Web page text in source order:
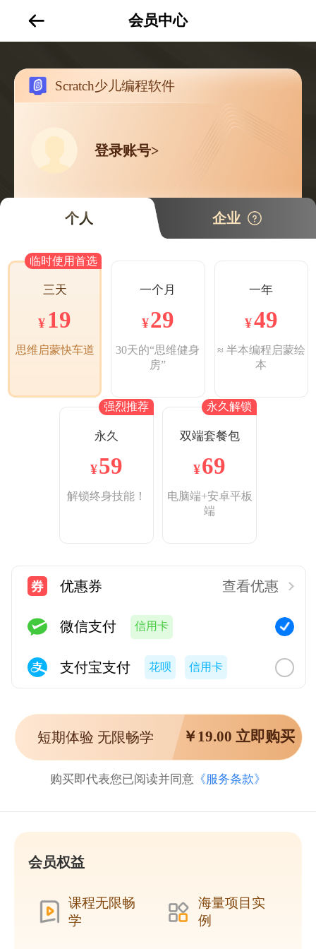
会员中心
Scratch少儿编程软件
登录账号>
个人 企业
临时使用首选
三天
¥ 19
思维启蒙快车道
一个月
¥29
30天的“思维健身
房”
一年
¥49
≈ 半本编程启蒙绘
本
强烈推荐
永久
¥59
解锁终身技能！
永久解锁
双端套餐包
¥69
电脑端+安卓平板
端
优惠券 查看优惠
微信支付 信用卡
支付宝支付 花呗 信用卡
短期体验 无限畅学 ￥19.00 立即购买
购买即代表您已阅读并同意 《服务条款》
会员权益
课程无限畅
学
海量项目实
例